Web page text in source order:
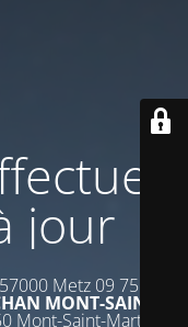
jour
Metz 09 75 72 53
MONT-SAINT-
Mont-Saint-Martin 03